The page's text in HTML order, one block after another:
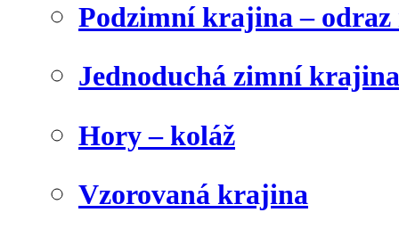
Podzimní krajina –
Jednoduchá zimní krajina
Hory – koláž
Vzorovaná krajina